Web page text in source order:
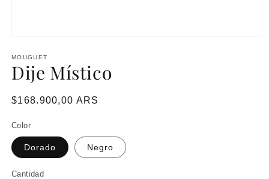
MOUGUET
Dije Místico
Precio
$168.900,00 ARS
Color
Dorado Negro
Cantidad